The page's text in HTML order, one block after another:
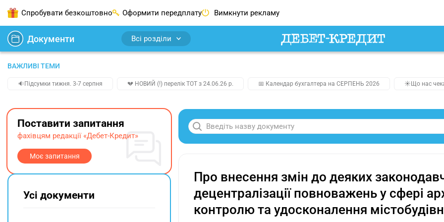
Спробувати безкоштовно Оформити передплату Вимкнути рекламу
Документи Всі розділи
ВАЖЛИВІ ТЕМИ
🔉Підсумки тижня. 3-7 серпня 💔 НОВИЙ (!) перелік ТОТ з 24.06.26 р. 📅 Календар бухгалтера на СЕРПЕНЬ 2026 ☀️Що нас
Про внесення змін до деяких
децентралізації повноважень у сфері
контролю та удосконалення
Поставити запитання
фахівцям редакції «Дебет-Кредит»
Моє запитання
Усі документи